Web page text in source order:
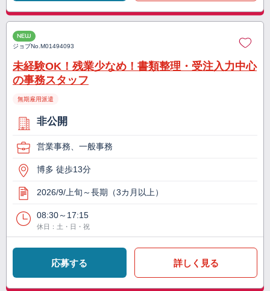
NEW
ジョブNo.M01494093
未経験OK！残業少なめ！書類整理・受注入力中心
の事務スタッフ
無期雇用派遣
非公開
営業事務、一般事務
博多 徒歩13分
2026/9/上旬～長期（3カ月以上）
08:30～17:15
休日：土・日・祝
応募する 詳しく見る